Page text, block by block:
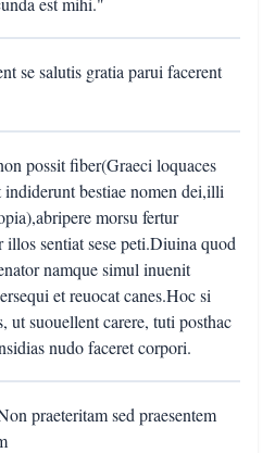
se salutis gratia parui facerent
possit fiber(Graeci loquaces
bestiae nomen dei,illi
morsu fertur
sentiat sese peti.Diuina quod
namque simul inuenit
et reuocat canes.Hoc si
ut suouellent carere, tuti posthac
nudo faceret corpori.
praeteritam sed praesentem